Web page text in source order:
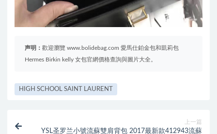
声明： 歡迎瀏覽 www.bolidebag.com 愛馬仕鉑金包和凱莉包
Hermes Birkin kelly 女包官網價格查詢與圖片大全。
HIGH SCHOOL SAINT LAURENT
上一篇
YSL圣罗兰小號流蘇雙肩背包 2017最新款412943流蘇